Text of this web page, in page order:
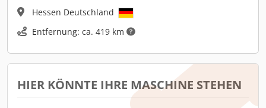
Hessen Deutschland
Entfernung: ca. 419 km
HIER KÖNNTE IHRE MASCHINE STEHEN